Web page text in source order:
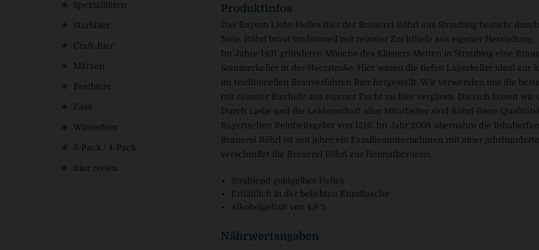
Spezialitäten
Starkbier
Craft-Bier
Märzen
Festbiere
Fass
Winterbier
6-Pack / 4-Pack
Bier retten
Produktinfos
Das Bayern Liebe Helles Bier der Brauerei Röhrl aus Straubing besticht
Note. Röhrl braut traditionell mit reinster Zuchthefe aus eigener Herstellung.
Im Jahre 1431 gründeten Mönche des Klosters Metten in Straubing eine
Sommerkeller in der Heerstraße. Hier waren die tiefen Lagerkeller ideal zur
im traditionellen Brauverfahren Bier hergestellt. Wir verwenden nur die
mit reinster Bierhefe aus eigener Zucht zu Bier vergären. Danach lassen wir
Durch Liebe und die Leidenschaft aller Mitarbeiter sind Röhrl-Biere
Bayerischen Reinheitsgebot von 1516. Im Jahr 2008 übernahm die
Brauerei Röhrl ist seit jeher ein Familienunternehmen mit einer
verschmilzt die Brauerei Röhrl zur Heimatbrauerei.
Strahlend goldgelbes Helles
Erhältlich in der beliebten Euroflasche
Alkoholgehalt von 4,8 %
Nährwertangaben